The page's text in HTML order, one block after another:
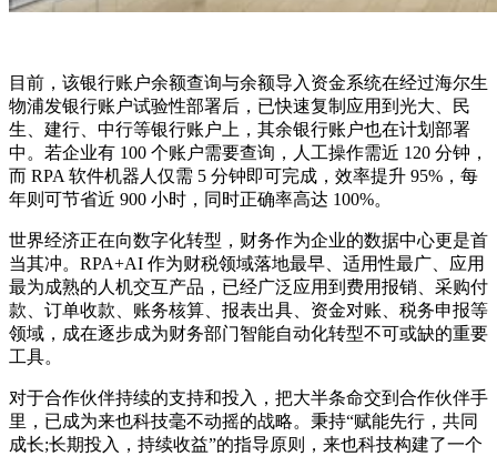
目前，该银行账户余额查询与余额导入资金系统在经过海尔生
物浦发银行账户试验性部署后，已快速复制应用到光大、民
生、建行、中行等银行账户上，其余银行账户也在计划部署
中。若企业有 100 个账户需要查询，人工操作需近 120 分钟，
而 RPA 软件机器人仅需 5 分钟即可完成，效率提升 95%，每
年则可节省近 900 小时，同时正确率高达 100%。
世界经济正在向数字化转型，财务作为企业的数据中心更是首
当其冲。RPA+AI 作为财税领域落地最早、适用性最广、应用
最为成熟的人机交互产品，已经广泛应用到费用报销、采购付
款、订单收款、账务核算、报表出具、资金对账、税务申报等
领域，成在逐步成为财务部门智能自动化转型不可或缺的重要
工具。
对于合作伙伴持续的支持和投入，把大半条命交到合作伙伴手
里，已成为来也科技毫不动摇的战略。秉持“赋能先行，共同
成长;长期投入，持续收益”的指导原则，来也科技构建了一个